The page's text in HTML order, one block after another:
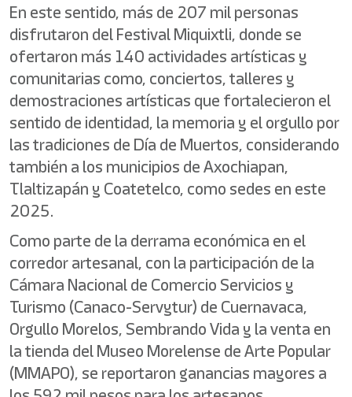
En este sentido, más de 207 mil personas
disfrutaron del Festival Miquixtli, donde se
ofertaron más 140 actividades artísticas y
comunitarias como, conciertos, talleres y
demostraciones artísticas que fortalecieron el
sentido de identidad, la memoria y el orgullo por
las tradiciones de Día de Muertos, considerando
también a los municipios de Axochiapan,
Tlaltizapán y Coatetelco, como sedes en este
2025.
Como parte de la derrama económica en el
corredor artesanal, con la participación de la
Cámara Nacional de Comercio Servicios y
Turismo (Canaco-Servytur) de Cuernavaca,
Orgullo Morelos, Sembrando Vida y la venta en
la tienda del Museo Morelense de Arte Popular
(MMAPO), se reportaron ganancias mayores a